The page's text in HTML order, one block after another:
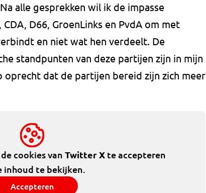
alle gesprekken wil ik de impasse
D66, GroenLinks en PvdA om met
en niet wat hen verdeelt. De
standpunten van deze partijen zijn in mijn
dat de partijen bereid zijn zich meer
cookies van Twitter Xte accepteren
inhoud te bekijken.
Accepteren